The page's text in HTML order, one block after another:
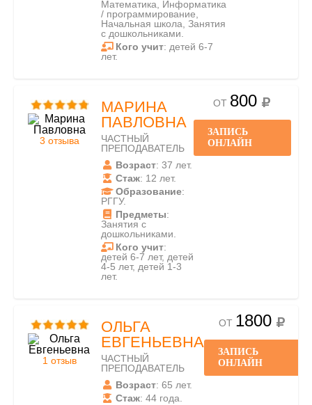
Математика, Информатика
/ программирование,
Начальная школа, Занятия
с дошкольниками.
Кого учит: детей 6-7
лет.
3 отзыва
МАРИНА
ПАВЛОВНА
ЧАСТНЫЙ
ПРЕПОДАВАТЕЛЬ
Возраст: 37 лет.
Стаж: 12 лет.
Образование:
РГГУ.
Предметы:
Занятия с
дошкольниками.
Кого учит:
детей 6-7 лет, детей
4-5 лет, детей 1-3
лет.
ОТ 800
ЗАПИСЬ
ОНЛАЙН
1 отзыв
ОЛЬГА
ЕВГЕНЬЕВНА
ЧАСТНЫЙ
ПРЕПОДАВАТЕЛЬ
Возраст: 65 лет.
Стаж: 44 года.
ОТ 1800
ЗАПИСЬ
ОНЛАЙН